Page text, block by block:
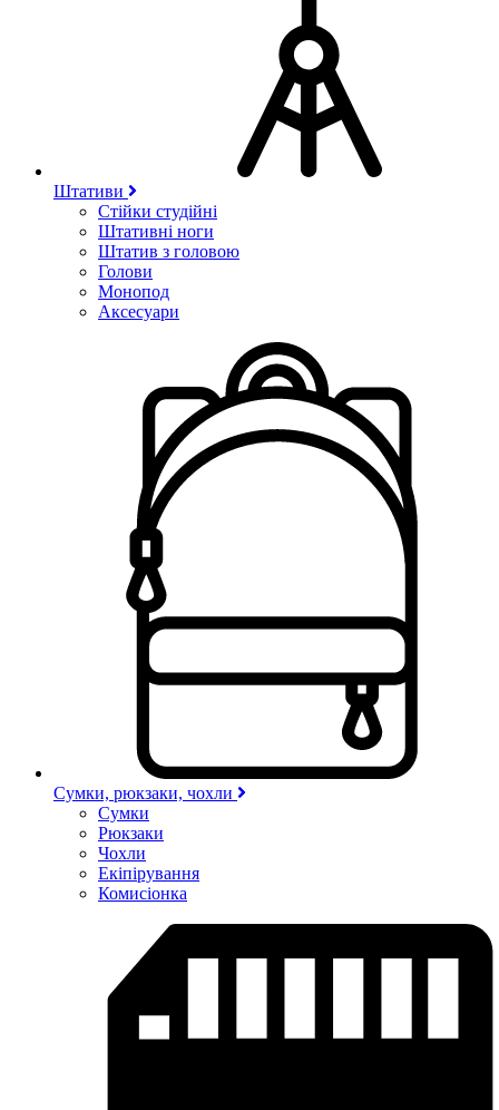
Штативи
Стійки студійні
Штативні ноги
Штатив з головою
Голови
Монопод
Аксесуари
Сумки, рюкзаки, чохли
Сумки
Рюкзаки
Чохли
Екіпірування
Комисіонка